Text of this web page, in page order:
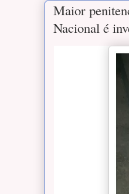
Maior
Nacional é